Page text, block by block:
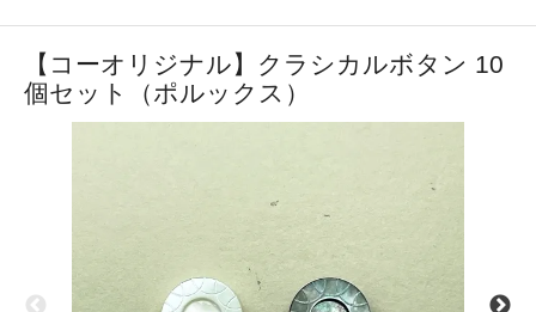
【コーオリジナル】クラシカルボタン 10
個セット（ポルックス）